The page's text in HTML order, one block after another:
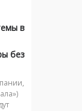
в
без